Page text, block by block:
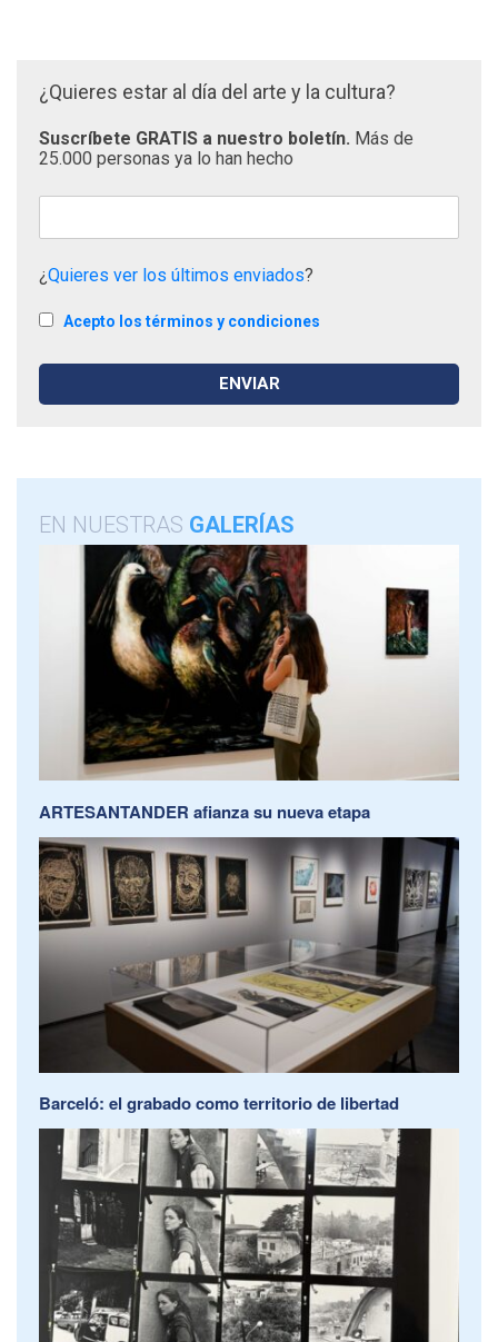
¿Quieres estar al día del arte y la cultura?
Suscríbete GRATIS a nuestro boletín. Más de
25.000 personas ya lo han hecho
¿Quieres ver los últimos enviados?
Acepto los términos y condiciones
EN NUESTRAS GALERÍAS
ARTESANTANDER afianza su nueva etapa
Barceló: el grabado como territorio de libertad